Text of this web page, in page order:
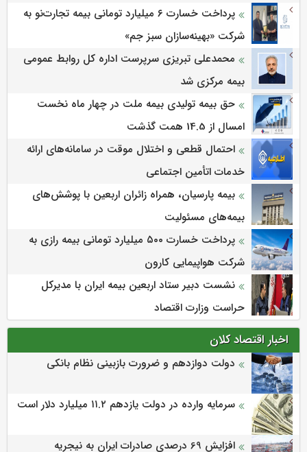
پرداخت خسارت ۶ میلیارد تومانی بیمه تجارت‌نو به
شرکت «بهینه‌سازان سبز جم»
محمدعلی تبریزی سرپرست اداره كل روابط عمومی
بیمه مركزی شد
حق بیمه تولیدی بیمه ملت در چهار ماه نخست
امسال از 14.5 همت گذشت
احتمال قطعی و اختلال موقت در سامانه‌های ارائه
خدمات اتأمین اجتماعی
بیمه پارسیان، همراه زائران اربعین با پوشش‌های
بیمه‌های مسئولیت
پرداخت خسارت ۵۰۰ میلیارد تومانی بیمه رازی به
شرکت هواپیمایی کارون
نشست دبیر ستاد اربعین بیمه ایران با مدیرکل
حراست وزارت اقتصاد
اخبار اقتصاد کلان
دولت دوازدهم و ضرورت بازبینی نظام بانکی
سرمایه وارده در دولت یازدهم ۱۱.۲ میلیارد دلار است
افزایش 69 درصدی صادرات ایران به نیجریه